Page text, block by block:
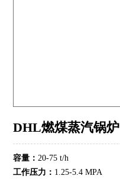
DHL燃煤蒸汽锅炉
容量：20-75 t/h
工作压力： 1.25-5.4 MPA